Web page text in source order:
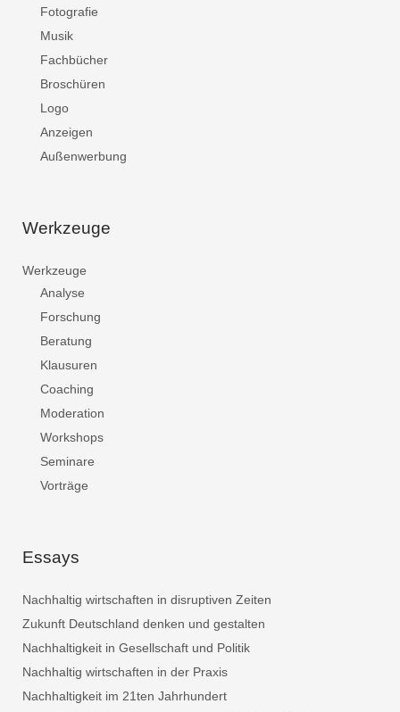
Fotografie
Musik
Fachbücher
Broschüren
Logo
Anzeigen
Außenwerbung
Werkzeuge
Werkzeuge
Analyse
Forschung
Beratung
Klausuren
Coaching
Moderation
Workshops
Seminare
Vorträge
Essays
Nachhaltig wirtschaften in disruptiven Zeiten
Zukunft Deutschland denken und gestalten
Nachhaltigkeit in Gesellschaft und Politik
Nachhaltig wirtschaften in der Praxis
Nachhaltigkeit im 21ten Jahrhundert